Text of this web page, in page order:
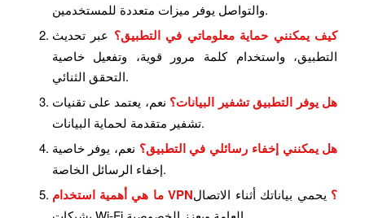
والتواصل يوفر ميزات متعددة للمستخدمين.
كيف يمكنني حماية معلوماتي في التطبيق؟ عبر تحديث
التطبيق، واستخدام كلمة مرور قوية، وتفعيل خاصية
التحقق الثنائي.
هل يوفر التطبيق تشفير البيانات؟ نعم، يعتمد على تقنيات
تشفير متقدمة لحماية البيانات.
هل يمكنني إخفاء رسائلي في التطبيق؟ نعم، يوفر خاصية
إخفاء الرسائل الخاصة.
ما هي أهمية استخدام VPN؟ يحمي بياناتك أثناء الاتصال